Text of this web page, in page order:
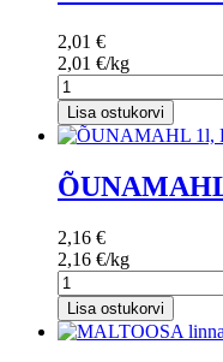
2,01 €
2,01 €/kg
Lisa ostukorvi
2,16 €
2,16 €/kg
Lisa ostukorvi